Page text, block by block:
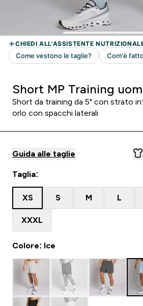
Short MP Training
Short da training da 5" con strato
orlo con spacchi laterali
Guida alle taglie
Taglia:
XS S M L
XXXL
Colore: Ice